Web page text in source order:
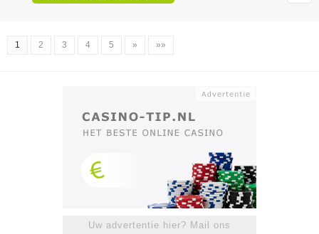
1 2 3 4 5 » »»
Uw advertentie hier? Mail ons